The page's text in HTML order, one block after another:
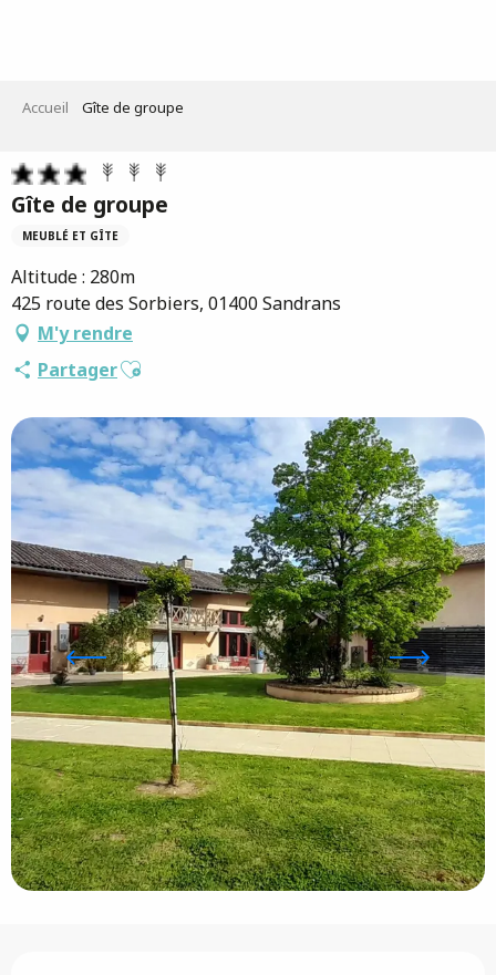
Accueil Gîte de groupe
Gîte de groupe
MEUBLÉ ET GÎTE
Altitude : 280m
425 route des Sorbiers, 01400 Sandrans
M'y rendre
PartagerAjouter aux favoris